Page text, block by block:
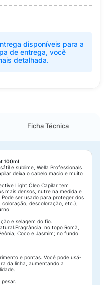
disponíveis para a
de entrega, você
detalhada.
Ficha Técnica
100ml
e sublime, Wella Professionals
deixa o cabelo macio e muito
Light Óleo Capilar tem
mais densos, nutre na medida e
ser usado para proteger dos
descoloração, etc.),
e selagem do fio.
no topo Romã,
Coco e Jasmim; no fundo
e pontas. Você pode usá-
da linha, aumentando a